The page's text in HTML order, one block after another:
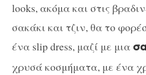
looks, ακόμα και στις
σακάκι και τζιν, θα το
ένα slip dress, μαζί με μια
χρυσά κοσμήματα, με ένα